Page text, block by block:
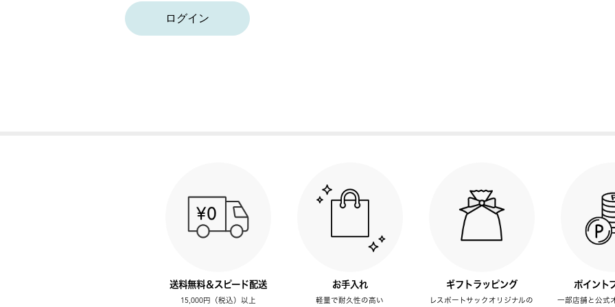
ログイン
送料無料＆スピード配送
15,000円（税込）以上
お手入れ
軽量で耐久性の高い
ギフトラッピング
レスポートサックオリジナルの
ポイント
一部店舗と公式